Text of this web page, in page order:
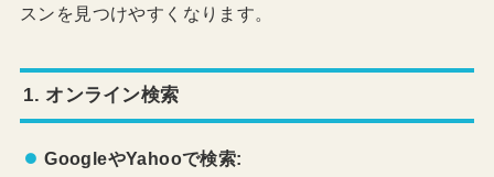
スンを見つけやすくなります。
1. オンライン検索
GoogleやYahooで検索: